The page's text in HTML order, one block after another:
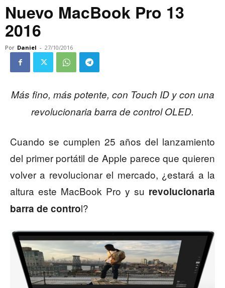
Nuevo MacBook Pro 13
2016
Por Daniel - 27/10/2016
Más fino, más potente, con Touch ID y con una
revolucionaria barra de control OLED.
Cuando se cumplen 25 años del lanzamiento
del primer portátil de Apple parece que quieren
volver a revolucionar el mercado, ¿estará a la
altura este MacBook Pro y su revolucionaria
barra de control?